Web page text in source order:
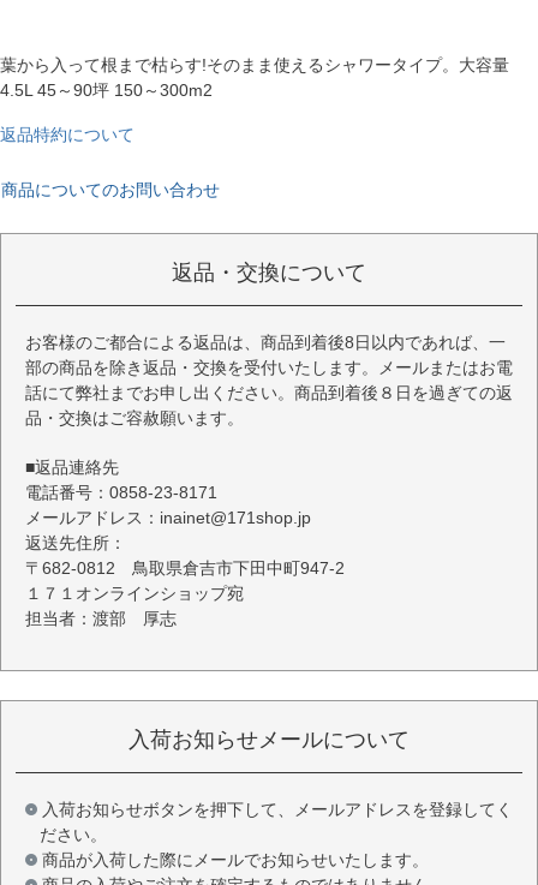
葉から入って根まで枯らす!そのまま使えるシャワータイプ。大容量
4.5L 45～90坪 150～300m2
返品特約について
商品についてのお問い合わせ
返品・交換について
お客様のご都合による返品は、商品到着後8日以内であれば、一
部の商品を除き返品・交換を受付いたします。メールまたはお電
話にて弊社までお申し出ください。商品到着後８日を過ぎての返
品・交換はご容赦願います。
■返品連絡先
電話番号：0858-23-8171
メールアドレス：inainet@171shop.jp
返送先住所：
〒682-0812 鳥取県倉吉市下田中町947-2
１７１オンラインショップ宛
担当者：渡部 厚志
入荷お知らせメールについて
入荷お知らせボタンを押下して、メールアドレスを登録してく
ださい。
商品が入荷した際にメールでお知らせいたします。